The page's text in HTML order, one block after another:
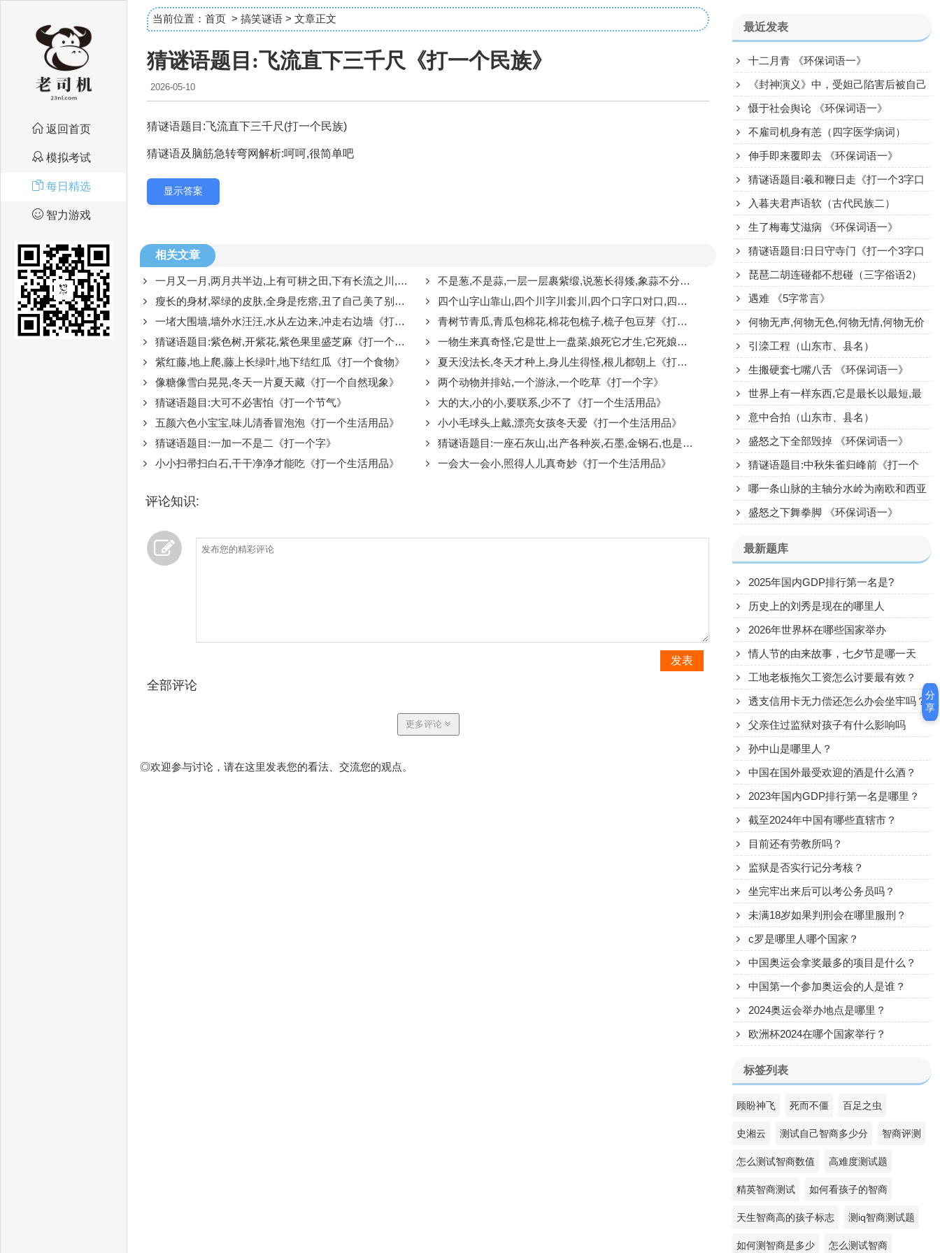
返回首页
模拟考试
每日精选
智力游戏
当前位置： 首页 > 搞笑谜语 > 文章正文
猜谜语题目:飞流直下三千尺《打一个民族》
2026-05-10
猜谜语题目:飞流直下三千尺(打一个民族)
猜谜语及脑筋急转弯网解析:呵呵,很简单吧
显示答案
相关文章
一月又一月,两月共半边,上有可耕之田,下有长流之川,一家有六口,两口不团圆《打一个字》
不是葱,不是蒜,一层一层裹紫缎,说葱长得矮,象蒜不分瓣《打一个食物》
瘦长的身材,翠绿的皮肤,全身是疙瘩,丑了自己美了别人《打一个食物》
四个山字山靠山,四个川字川套川,四个口字口对口,四个十字颠倒颠《打一个字》
一堵大围墙,墙外水汪汪,水从左边来,冲走右边墙《打一个字》
青树节青瓜,青瓜包棉花,棉花包梳子,梳子包豆芽《打一个食物》
猜谜语题目:紫色树,开紫花,紫色果里盛芝麻《打一个食物》
一物生来真奇怪,它是世上一盘菜,娘死它才生,它死娘还在《打一个食物》
紫红藤,地上爬,藤上长绿叶,地下结红瓜《打一个食物》
夏天没法长,冬天才种上,身儿生得怪,根儿都朝上《打一个自然物》
像糖像雪白晃晃,冬天一片夏天藏《打一个自然现象》
两个动物并排站,一个游泳,一个吃草《打一个字》
猜谜语题目:大可不必害怕《打一个节气》
大的大,小的小,要联系,少不了《打一个生活用品》
五颜六色小宝宝,味儿清香冒泡泡《打一个生活用品》
小小毛球头上戴,漂亮女孩冬天爱《打一个生活用品》
猜谜语题目:一加一不是二《打一个字》
猜谜语题目:一座石灰山,出产各种炭,石墨,金钢石,也是它生产《打一个字》
小小扫帚扫白石,干干净净才能吃《打一个生活用品》
一会大一会小,照得人儿真奇妙《打一个生活用品》
评论知识:
发表
全部评论
更多评论
◎欢迎参与讨论，请在这里发表您的看法、交流您的观点。
最近发表
十二月青 《环保词语一》
《封神演义》中，受妲己陷害后被自己
父亲误食的周文王姬昌的长子是谁？
慑于社会舆论 《环保词语一》
不雇司机身有恙（四字医学病词）
伸手即来覆即去 《环保词语一》
猜谜语题目:羲和鞭日走《打一个3字口
语》入暮夫君声语软（古代民族二）
生了梅毒艾滋病 《环保词语一》
猜谜语题目:日日守寺门《打一个3字口
语》琵琶二胡连碰都不想碰（三字俗语2）
遇难 《5字常言》
何物无声,何物无色,何物无情,何物无价
《打一个常用语》
引滦工程（山东市、县名）
生搬硬套七嘴八舌 《环保词语一》
世界上有一样东西,它是最长以最短,最
广以最被分割,最伟大而又最渺小,最珍贵
而又最被人忽略《打一个词语》
意中合拍（山东市、县名）
盛怒之下全部毁掉 《环保词语一》
猜谜语题目:中秋朱雀归峰前《打一个
科学家》
哪一条山脉的主轴分水岭为南欧和西亚
的分界线？
盛怒之下舞拳脚 《环保词语一》
最新题库
2025年国内GDP排行第一名是?
历史上的刘秀是现在的哪里人
2026年世界杯在哪些国家举办
情人节的由来故事，七夕节是哪一天
工地老板拖欠工资怎么讨要最有效？
透支信用卡无力偿还怎么办会坐牢吗？
父亲住过监狱对孩子有什么影响吗
孙中山是哪里人？
中国在国外最受欢迎的酒是什么酒？
2023年国内GDP排行第一名是哪里？
截至2024年中国有哪些直辖市？
目前还有劳教所吗？
监狱是否实行记分考核？
坐完牢出来后可以考公务员吗？
未满18岁如果判刑会在哪里服刑？
c罗是哪里人哪个国家？
中国奥运会拿奖最多的项目是什么？
中国第一个参加奥运会的人是谁？
2024奥运会举办地点是哪里？
欧洲杯2024在哪个国家举行？
标签列表
顾盼神飞 死而不僵 百足之虫
史湘云 测试自己智商多少分 智商评测
怎么测试智商数值 高难度测试题
精英智商测试 如何看孩子的智商
天生智商高的孩子标志 测iq智商测试题
如何测智商是多少 怎么测试智商
分
享